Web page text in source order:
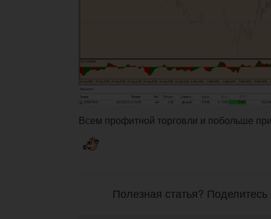
Всем профитной торговли и побольше
Полезная статья?